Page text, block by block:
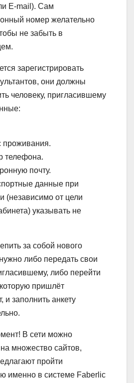
Е-mail). Сам
номер желательно
не забыть в
зарегистрировать
они должны
человеку, пригласившему
проживания.
телефона.
почту.
данные при
(независимо от цели
указывать не
за собой нового
либо передать свои
либо перейти
пришлёт
и заполнить анкету
В сети можно
на множество сайтов,
пройти
именно в системе Faberlic